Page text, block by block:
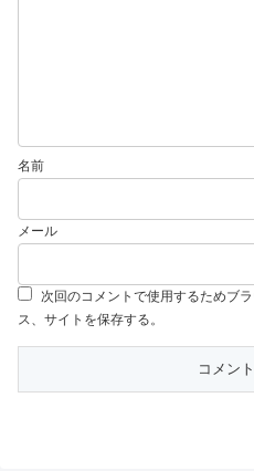
名前
メール
次回のコメントで使用するためブ
ス、サイトを保存する。